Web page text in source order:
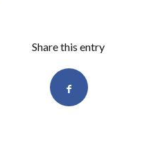
Share this entry